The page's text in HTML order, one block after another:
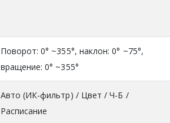
Поворот: 0° ~355°, наклон: 0° ~75°,
вращение: 0° ~355°
Авто (ИК-фильтр) / Цвет / Ч-Б /
Расписание